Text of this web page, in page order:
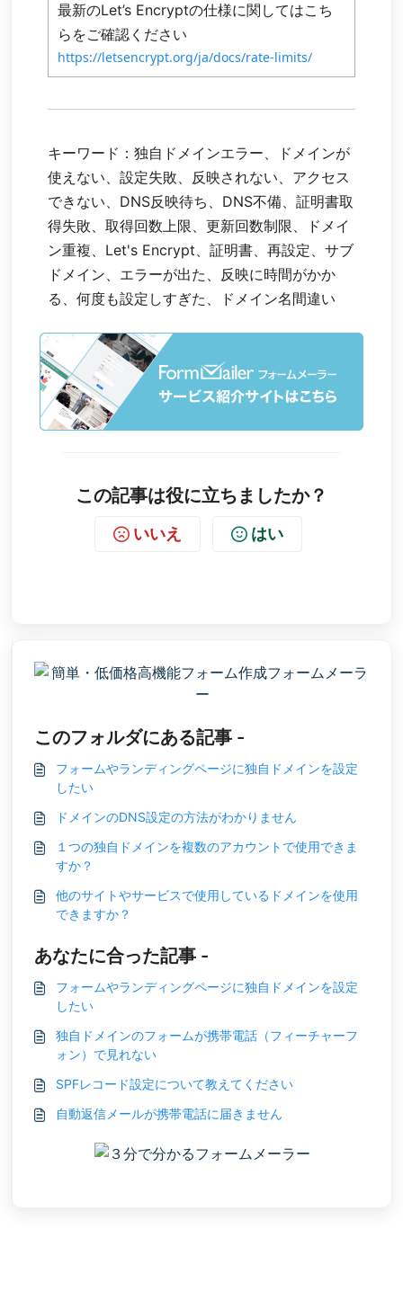
最新のLet’s Encryptの仕様に関してはこち
らをご確認ください
https://letsencrypt.org/ja/docs/rate-limits/
キーワード：独自ドメインエラー、ドメインが
使えない、設定失敗、反映されない、アクセス
できない、DNS反映待ち、DNS不備、証明書取
得失敗、取得回数上限、更新回数制限、ドメイ
ン重複、Let's Encrypt、証明書、再設定、サブ
ドメイン、エラーが出た、反映に時間がかか
る、何度も設定しすぎた、ドメイン名間違い
この記事は役に立ちましたか？
いいえ はい
このフォルダにある記事 -
フォームやランディングページに独自ドメインを設定
したい
ドメインのDNS設定の方法がわかりません
１つの独自ドメインを複数のアカウントで使用できま
すか？
他のサイトやサービスで使用しているドメインを使用
できますか？
あなたに合った記事 -
フォームやランディングページに独自ドメインを設定
したい
独自ドメインのフォームが携帯電話（フィーチャーフ
ォン）で見れない
SPFレコード設定について教えてください
自動返信メールが携帯電話に届きません